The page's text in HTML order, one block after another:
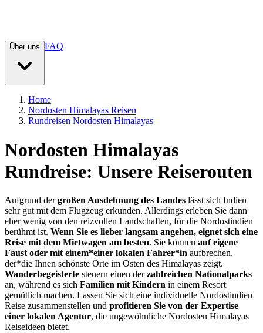
Über uns FAQ
Home
Nordosten Himalayas Reisen
Rundreisen Nordosten Himalayas
Nordosten Himalayas
Rundreise: Unsere Reiserouten
Aufgrund dergroßen Ausdehnung des Landes lässt sich Indien
sehr gut mit dem Flugzeug erkunden. Allerdings erleben Sie dann
eher wenig von den reizvollen Landschaften, für die Nordostindien
berühmt ist. Wenn Sie es lieber langsam angehen, eignet sich eine
Reise mit dem Mietwagen am besten. Sie können auf eigene
Faust oder mit einem*einer lokalen Fahrer*in aufbrechen,
der*die Ihnen schönste Orte im Osten des Himalayas zeigt.
Wanderbegeisterte steuern einen derzahlreichen Nationalparks
an, während es sich Familien mit Kindern in einem Resort
gemütlich machen. Lassen Sie sich eine individuelle Nordostindien
Reise zusammenstellen und profitieren Sie von der Expertise
einer lokalen Agentur, die ungewöhnliche Nordosten Himalayas
Reiseideen bietet.